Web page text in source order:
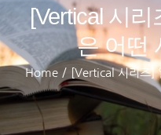
[Vertical 시
은 어떤
Home / [Vertical 시리즈]